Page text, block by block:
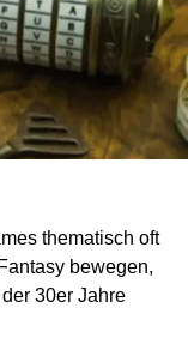
thematisch oft
bewegen,
30er Jahre